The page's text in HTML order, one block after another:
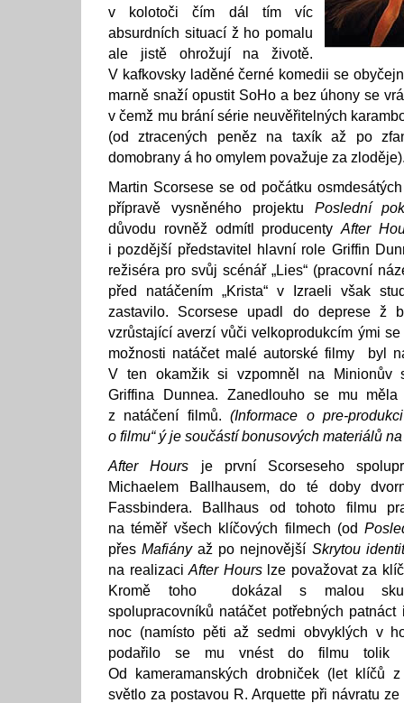
v kolotoči čím dál tím víc
absurdních situací ž ho pomalu
ale jistě ohrožují na životě.
V kafkovsky laděné černé komedii se
marně snaží opustit SoHo a bez úhony se
v čemž mu brání série neuvěřitelných
(od ztracených peněz na taxík až po
domobrany á ho omylem považuje za
Martin Scorsese se od počátku
přípravě vysněného projektu Poslední
důvodu rovněž odmítl producentyAfter
i pozdější představitel hlavní role Griffin
režiséra pro svůj scénář „Lies“ (pracovní
před natáčením „Krista“ v Izraeli však
zastavilo. Scorsese upadl do deprese ž
vzrůstající averzí vůči velkoprodukcím ými
možnosti natáčet malé autorské filmy byl
V ten okamžik si vzpomněl na Minionův
Griffina Dunnea. Zanedlouho se mu měla
z natáčení filmů.(Informace o pre-
o filmu“ ý je součástí bonusových materiálů
After Hours je první Scorseseho
Michaelem Ballhausem, do té doby
Fassbindera. Ballhaus od tohoto filmu
na téměř všech klíčových filmech (od
přesMafiányaž po nejnovější Skrytou
na realizaci After Hourslze považovat za
Kromě toho dokázal s malou
spolupracovníků natáčet potřebných
noc (namísto pěti až sedmi obvyklých v
podařilo se mu vnést do filmu tolik
Od kameramanských drobniček (let klíčů
světlo za postavou R. Arquette při návratu